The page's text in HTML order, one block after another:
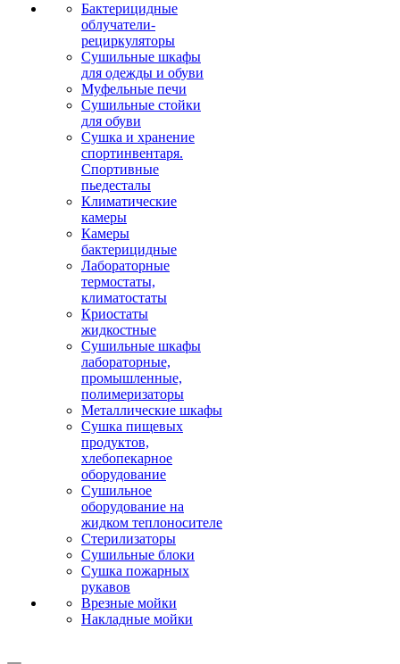
Бактерицидные
облучатели-
рециркуляторы
Сушильные шкафы
для одежды и обуви
Муфельные печи
Сушильные стойки
для обуви
Сушка и хранение
спортинвентаря.
Спортивные
пьедесталы
Климатические
камеры
Камеры
бактерицидные
Лабораторные
термостаты,
климатостаты
Криостаты
жидкостные
Сушильные шкафы
лабораторные,
промышленные,
полимеризаторы
Металлические шкафы
Сушка пищевых
продуктов,
хлебопекарное
оборудование
Сушильное
оборудование на
жидком теплоносителе
Стерилизаторы
Сушильные блоки
Сушка пожарных
рукавов
Врезные мойки
Накладные мойки